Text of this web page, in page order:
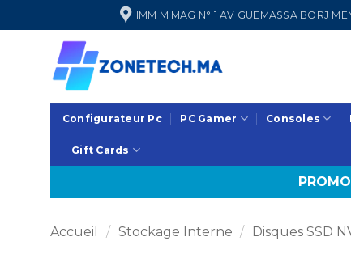
au
IMM M MAG N° 1 AV GUEMASSA BORJ
Configurateur Pc PC Gamer Consoles
Gift Cards
Accueil / Stockage Interne / Disques SSD